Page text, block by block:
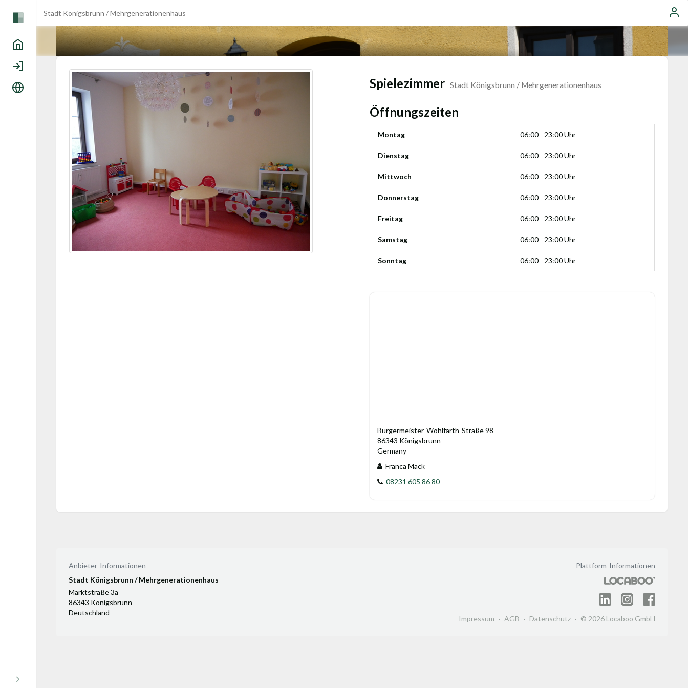
Stadt Königsbrunn / Mehrgenerationenhaus
Spielezimmer Stadt Königsbrunn / Mehrgenerationenhaus
Öffnungszeiten
Montag 06:00 - 23:00 Uhr
Dienstag 06:00 - 23:00 Uhr
Mittwoch 06:00 - 23:00 Uhr
Donnerstag 06:00 - 23:00 Uhr
Freitag 06:00 - 23:00 Uhr
Samstag 06:00 - 23:00 Uhr
Sonntag 06:00 - 23:00 Uhr
Bürgermeister-Wohlfarth-Straße 98
86343 Königsbrunn
Germany
Franca Mack
08231 605 86 80
Anbieter-Informationen
Stadt Königsbrunn / Mehrgenerationenhaus
Marktstraße 3a
86343 Königsbrunn
Deutschland
Plattform-Informationen
Impressum AGB Datenschutz © 2026 Locaboo GmbH